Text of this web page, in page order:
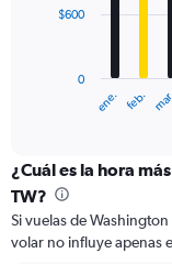
The
categories.
Range:
12
categories.
The
ene. feb.
0
$600
¿Cuál es la hora
TW?
Si vuelas de
volar no influye apenas